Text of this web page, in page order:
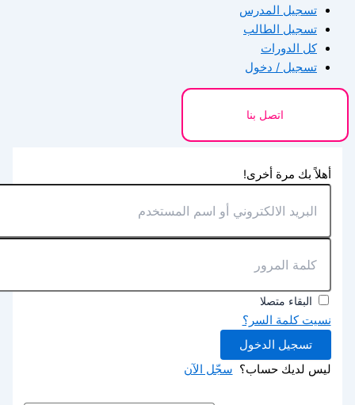
تسجيل المدرس
تسجيل الطالب
كل الدورات
تسجيل / دخول
اتصل بنا
أهلاً بك مرة أخرى!
البقاء متصلا
نسيت كلمة السر؟
تسجيل الدخول
ليس لديك حساب؟ سجّل الآن